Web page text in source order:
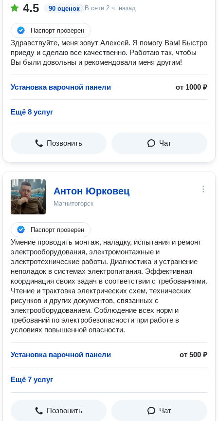
4.5 90 оценок В сети 2 ч. назад
Паспорт проверен
Здравствуйте, меня зовут Алексей. Я помогу Вам! Быстро
приеду и сделаю все качественно. Работаю так, чтобы
Вы были довольны и рекомендовали меня другим!
Установка варочной панели от 1000 ₽
Ещё 8 услуг
Позвонить Чат
Антон Юрковец
Магнитогорск
Паспорт проверен
Умение проводить монтаж, наладку, испытания и ремонт
электрооборудования, электромонтажные и
электротехнические работы. Диагностика и устранение
неполадок в системах электропитания. Эффективная
координация своих задач в соответствии с требованиями.
Чтение и трактовка электрических схем, технических
рисунков и других документов, связанных с
электрооборудованием. Соблюдение всех норм и
требований по электробезопасности при работе в
условиях повышенной опасности.
Установка варочной панели от 500 ₽
Ещё 7 услуг
Позвонить Чат